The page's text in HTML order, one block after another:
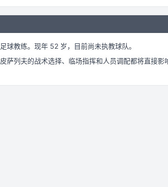
足球教练。 现年 52 岁，
目前尚未执教球队。
萨列夫的战术选择、临场指挥和人员调配都将直接影